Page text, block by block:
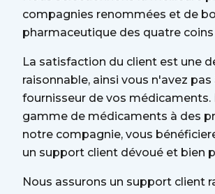
compagnies renommées et de
pharmaceutique des quatre
La satisfaction du client est une
raisonnable, ainsi vous n'avez
fournisseur de vos
gamme de médicaments à des
notre compagnie, vous
un support client dévoué et bien
Nous assurons un support client